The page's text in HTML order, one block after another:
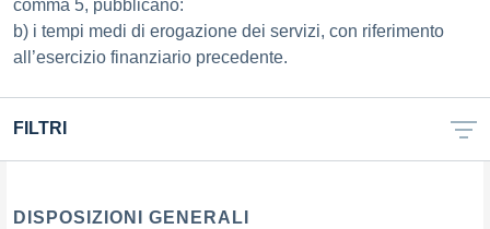
comma 5, pubblicano:
b) i tempi medi di erogazione dei servizi, con riferimento
all’esercizio finanziario precedente.
FILTRI
DISPOSIZIONI GENERALI